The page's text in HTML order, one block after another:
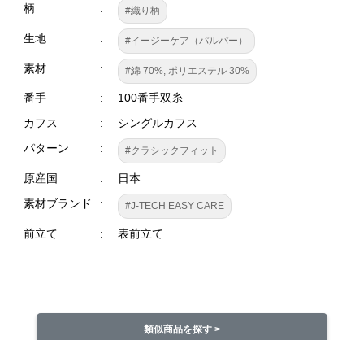
柄 #織り柄
生地 #イージーケア（パルパー）
素材 #綿 70%, ポリエステル 30%
番手
100番手双糸
カフス
シングルカフス
パターン
#クラシックフィット
原産国
日本
素材ブランド
#J-TECH EASY CARE
前立て 表前立て
類似商品を探す >